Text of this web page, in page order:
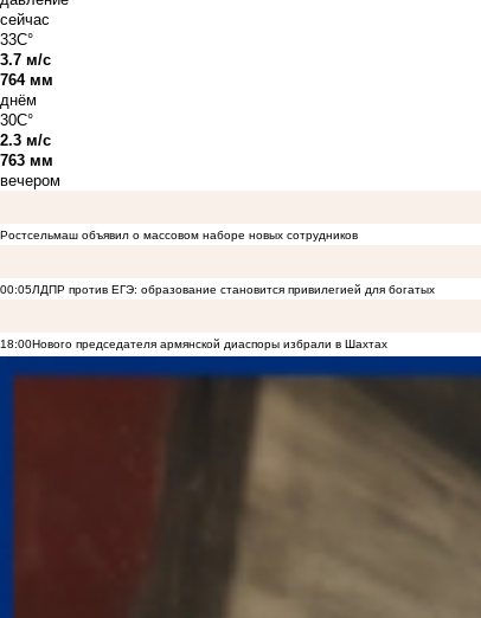
сейчас
33C°
3.7 м/с
764 мм
днём
30C°
2.3 м/с
763 мм
вечером
Ростсельмаш объявил о массовом наборе новых сотрудников
00:05ЛДПР против ЕГЭ: образование становится привилегией для богатых
18:00Нового председателя армянской диаспоры избрали в Шахтах